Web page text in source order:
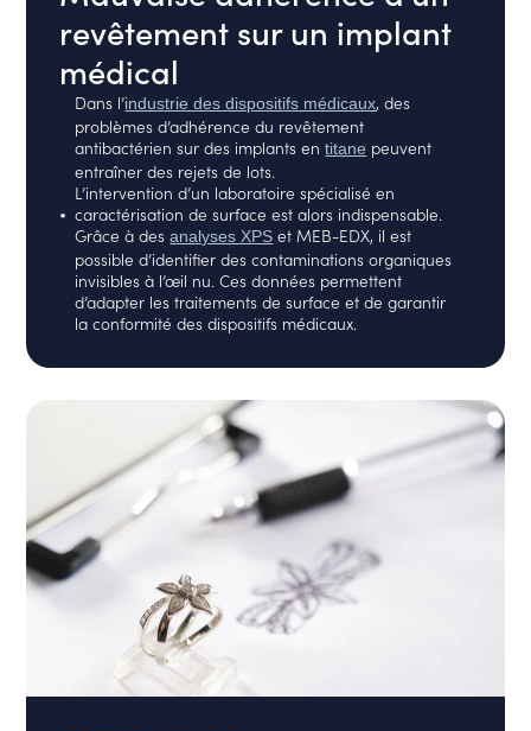
revêtement sur un implant
médical
Dans l’industrie des dispositifs médicaux, des
problèmes d’adhérence du revêtement
antibactérien sur des implants entitane peuvent
entraîner des rejets de lots.
L’intervention d’un laboratoire spécialisé en
caractérisation de surface est alors indispensable.
Grâce à desanalyses XPS et MEB-EDX, il est
possible d’identifier des contaminations organiques
invisibles à l’œil nu. Ces données permettent
d’adapter les traitements de surface et de garantir
la conformité des dispositifs médicaux.